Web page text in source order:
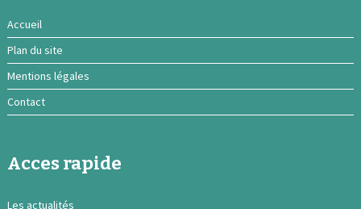
Accueil
Plan du site
Mentions légales
Contact
Acces rapide
Les actualités